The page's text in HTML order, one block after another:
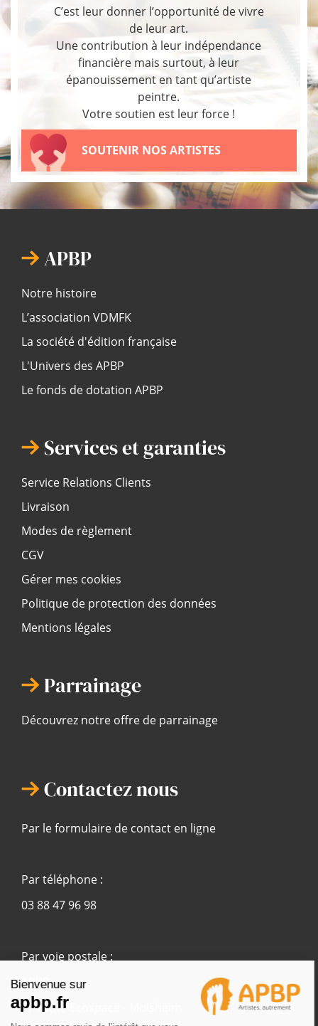
C’est leur donner l’opportunité de vivre
de leur art.
Une contribution à leur indépendance
financière mais surtout, à leur
épanouissement en tant qu’artiste
peintre.
Votre soutien est leur force !
SOUTENIR NOS ARTISTES
APBP
Notre histoire
L’association VDMFK
La société d'édition française
L'Univers des APBP
Le fonds de dotation APBP
Services et garanties
Service Relations Clients
Livraison
Modes de règlement
CGV
Gérer mes cookies
Politique de protection des données
Mentions légales
Parrainage
Découvrez notre offre de parrainage
Contactez nous
Par le formulaire de contact en ligne
Par téléphone :
03 88 47 96 98
Par voie postale :
APBP
37 route Ecospace - Molsheim